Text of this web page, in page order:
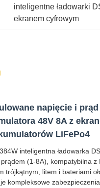
inteligentne ładowarki
ekranem cyfrowym
napięcie i prąd
48V 8A z
LiFePo4
inteligentna ładowarka
(1-8A), kompatybilna z
trójkątnym, litem i bateriami
kompleksowe zabezpieczenia